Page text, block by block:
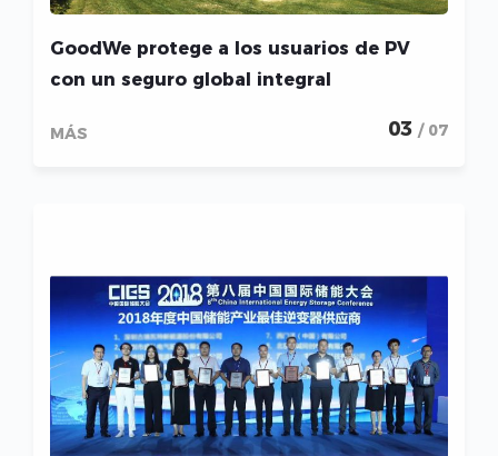
GoodWe protege a los usuarios de PV
con un seguro global integral
MÁS 03 / 07